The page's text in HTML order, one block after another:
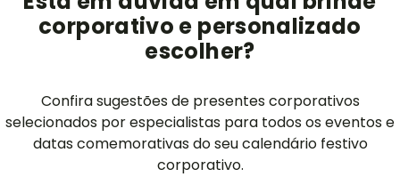
corporativo e personalizado
escolher?
Confira sugestões de presentes corporativos
selecionados por especialistas para todos os eventos e
datas comemorativas do seu calendário festivo
corporativo.